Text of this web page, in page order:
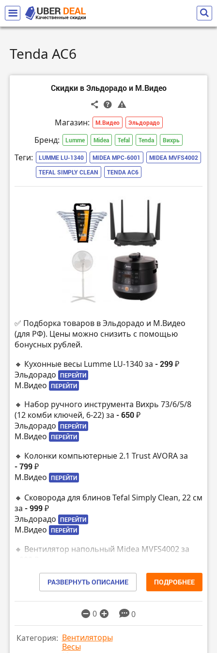
Tenda AC6
Скидки в Эльдорадо и М.Видео
Магазин: М.Видео Эльдорадо
Бренд: Lumme Midea Tefal Tenda Вихрь
Теги: LUMME LU-1340 MIDEA MPC-6001
MIDEA MVFS4002
TEFAL SIMPLY CLEAN
TENDA AC6
✅ Подборка товаров в Эльдорадо и М.Видео
(для РФ). Цены можно снизить с помощью
бонусных рублей.
🔸 Кухонные весы Lumme LU-1340 за - 299 ₽
Эльдорадо ПЕРЕЙТИ
М.Видео ПЕРЕЙТИ
🔸 Набор ручного инструмента Вихрь 73/6/5/8
(12 комби ключей, 6-22) за - 650 ₽
Эльдорадо ПЕРЕЙТИ
М.Видео ПЕРЕЙТИ
🔸 Колонки компьютерные 2.1 Trust AVORA за
- 799 ₽
М.Видео ПЕРЕЙТИ
🔸 Сковорода для блинов Tefal Simply Clean, 22 см
за - 999 ₽
Эльдорадо ПЕРЕЙТИ
М.Видео ПЕРЕЙТИ
🔸 Вентилятор напольный Midea MVFS4002 за
М.Видео
Эльдорадо ПЕРЕЙТИ
🔸 Мини-печь Oursson MO0905/DC за- 1299 ₽
ПЕРЕЙТИ
🔸 Wi-Fi роутер Tenda AC6 за
РАЗВЕРНУТЬ ОПИСАНИЕ ПОДРОБНЕЕ
0 0
Категория: Вентиляторы
Весы